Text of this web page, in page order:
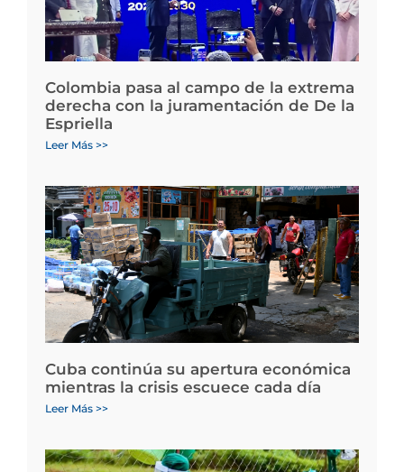
Colombia pasa al campo de la extrema
derecha con la juramentación de De la
Espriella
Leer Más >>
Cuba continúa su apertura económica
mientras la crisis escuece cada día
Leer Más >>